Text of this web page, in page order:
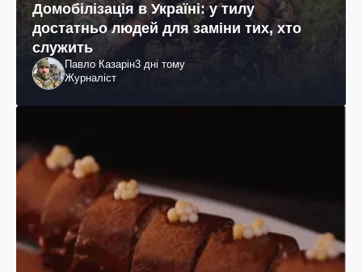
Домобілізація в Україні: у тилу
достатньо людей для заміни тих, хто
служить
Павло Казарін3 дні тому
Журналіст